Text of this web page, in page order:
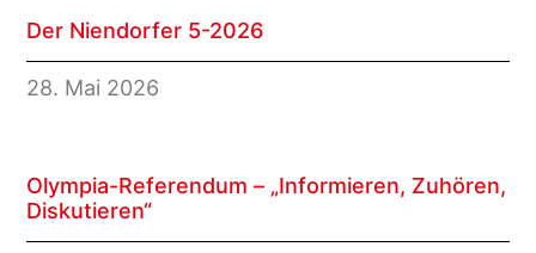
Der Niendorfer 5-2026
28. Mai 2026
Olympia-Referendum – „Informieren, Zuhören,
Diskutieren“